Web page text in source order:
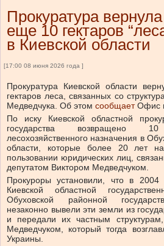
Прокуратура
еще 10 гектаров
в Киевской области
[17:00 08 июня 2026 года ]
Прокуратура Киевской области
гектаров леса, связанных со
Медведчука. Об этом сообщает Офис
По иску Киевской областной
государства возвращено
лесохозяйственного назначения в
области, которые более 20 лет
пользовании юридических лиц,
депутатом Виктором Медведчуком.
Прокуроры установили, что в
Киевской областной
Обуховской районной
незаконно вывели эти земли из
и передали их частным
Медведчуком, который тогда
Украины.